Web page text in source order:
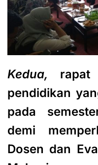
Kedua,
rapat
pendidikan
pada
demi
Dosen dan